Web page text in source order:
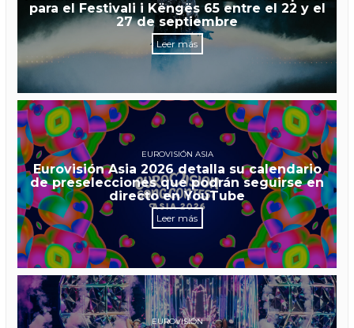
para el Festivali i Këngës 65 entre el 22 y el
27 de septiembre
Leer más
EUROVISIÓN ASIA
Eurovisión Asia 2026 detalla su calendario
de preselecciones que podrán seguirse en
directo en YouTube
Leer más
EUROVISIÓN